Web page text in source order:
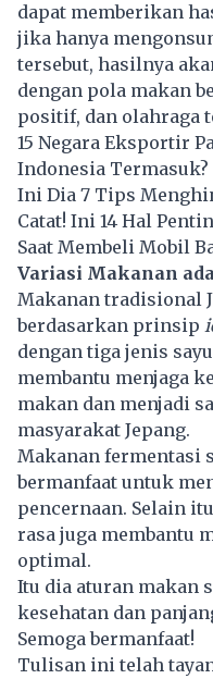
dapat memberikan
jika hanya
tersebut, hasilnya
dengan pola makan
positif, dan olahraga
15 Negara Eksportir
Indonesia Termasuk?
Ini Dia 7 Tips
Catat! Ini 14 Hal
Saat Membeli Mobil
Variasi Makanan
Makanan tradisional
berdasarkan prinsip
dengan tiga jenis
membantu menjaga
makan dan menjadi
masyarakat Jepang.
Makanan fermentasi
bermanfaat untuk
pencernaan. Selain
rasa juga membantu
optimal.
Itu dia aturan makan
kesehatan dan
Semoga bermanfaat!
Tulisan ini telah